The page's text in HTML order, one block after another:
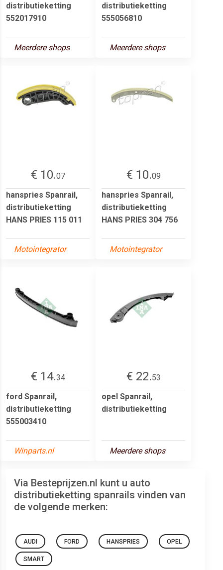
distributieketting
552017910
Meerdere shops
distributieketting
555056810
Meerdere shops
€ 10.07
hanspries Spanrail,
distributieketting
HANS PRIES 115 011
Motointegrator
€ 10.09
hanspries Spanrail,
distributieketting
HANS PRIES 304 756
Motointegrator
€ 14.34
ford Spanrail,
distributieketting
555003410
Winparts.nl
€ 22.53
opel Spanrail,
distributieketting
Meerdere shops
Via Besteprijzen.nl kunt u auto
distributieketting spanrails vinden van
de volgende merken:
AUDI FORD HANSPRIES OPEL
SMART